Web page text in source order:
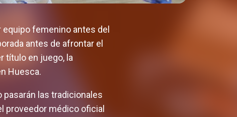
femenino antes del
antes de afrontar el
título en juego, la
Huesca.
pasarán las tradicionales
proveedor médico oficial